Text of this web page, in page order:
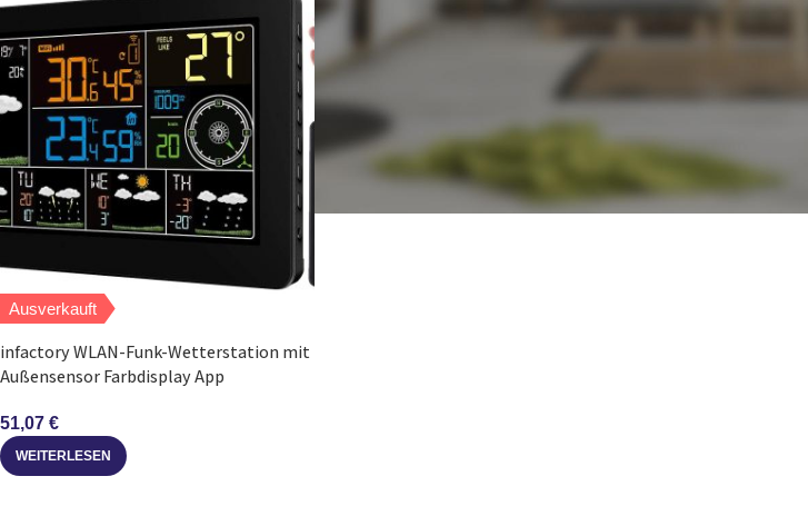
Ausverkauft
infactory WLAN-Funk-Wetterstation mit
Außensensor Farbdisplay App
51,07 €
WEITERLESEN